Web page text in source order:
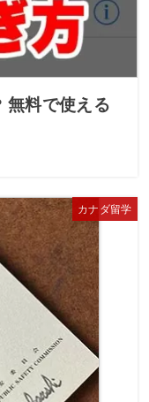
無料で使える
カナダ留学